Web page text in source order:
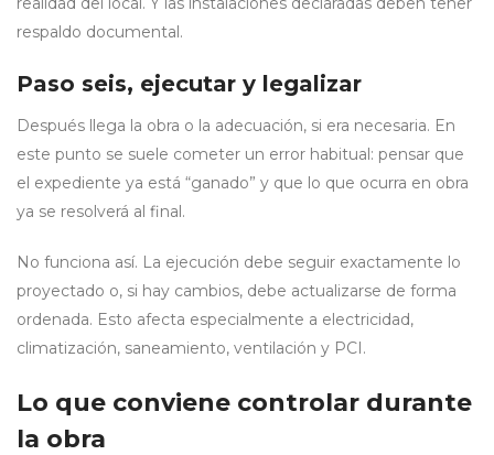
respaldo documental.
Paso seis, ejecutar y legalizar
Después llega la obra o la adecuación, si era necesaria. En
este punto se suele cometer un error habitual: pensar que
el expediente ya está “ganado” y que lo que ocurra en obra
ya se resolverá al final.
No funciona así. La ejecución debe seguir exactamente lo
proyectado o, si hay cambios, debe actualizarse de forma
ordenada. Esto afecta especialmente a electricidad,
climatización, saneamiento, ventilación y PCI.
Lo que conviene controlar durante
la obra